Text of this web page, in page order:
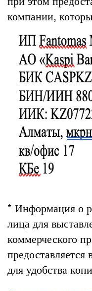
компании,
* Информация о
лица для
коммерческого
для удобства